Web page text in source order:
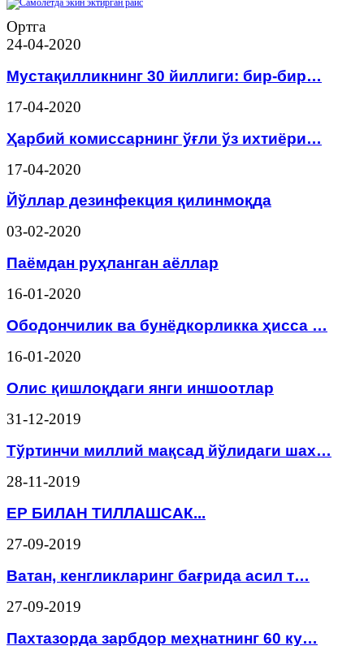
Ортга
24-04-2020
Мустақилликнинг 30 йиллиги: бир-бир…
17-04-2020
Ҳарбий комиссарнинг ўғли ўз ихтиёри…
17-04-2020
Йўллар дезинфекция қилинмоқда
03-02-2020
Паёмдан руҳланган аёллар
16-01-2020
Ободончилик ва бунёдкорликка ҳисса …
16-01-2020
Олис қишлоқдаги янги иншоотлар
31-12-2019
Тўртинчи миллий мақсад йўлидаги шах…
28-11-2019
ЕР БИЛАН ТИЛЛАШСАК...
27-09-2019
Ватан, кенгликларинг бағрида асил т…
27-09-2019
Пахтазорда зарбдор меҳнатнинг 60 ку…